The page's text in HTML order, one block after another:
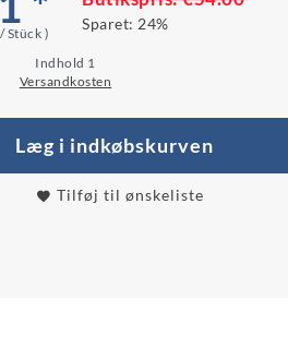
Stück )
Sparet: 24%
Indhold 1
Versandkosten
Læg i indkøbskurven
Tilføj til ønskeliste